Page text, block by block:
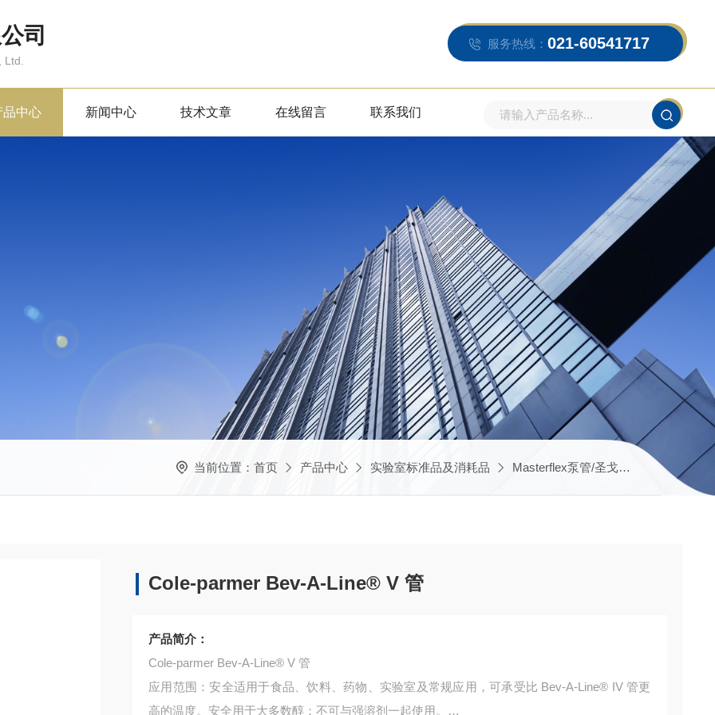
司 服务热线： 021-60541717
品中心 新闻中心 技术文章 在线留言 联系我们
当前位置： 首页 产品中心 实验室标准品及消耗品 Masterflex泵管/圣戈班软管 B-1
Cole-parmer Bev-A-Line® V 管
产品简介：
Cole-parmer Bev-A-Line® V 管
应用范围：安全适用于食品、饮料、药物、实验室及常规应用，可承受比 Bev-A-Line® IV 管更
高的温度。安全用于大多数醇；不可与强溶剂一起使用。